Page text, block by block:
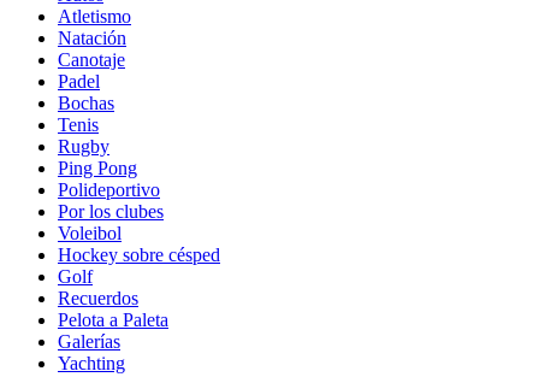
Atletismo
Natación
Canotaje
Padel
Bochas
Tenis
Rugby
Ping Pong
Polideportivo
Por los clubes
Voleibol
Hockey sobre césped
Golf
Recuerdos
Pelota a Paleta
Galerías
Yachting